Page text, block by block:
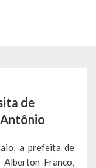
de
a prefeita de
Franco,